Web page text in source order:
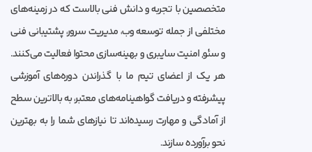
متخصصین با تجربه و دانش فنی بالاست که در زمینه‌های
مختلفی از جمله توسعه وب، مدیریت سرور، پشتیبانی فنی
و سئو, امنیت سایبری و بهینه‌سازی محتوا فعالیت می‌کنند.
هر یک از اعضای تیم ما با گذراندن دوره‌های آموزشی
پیشرفته و دریافت گواهینامه‌های معتبر، به بالاترین سطح
از آمادگی و مهارت رسیده‌اند تا نیازهای شما را به بهترین
نحو برآورده سازند.